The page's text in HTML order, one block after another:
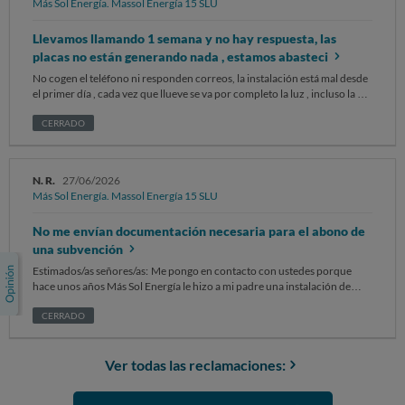
Más Sol Energía. Massol Energía 15 SLU
Llevamos llamando 1 semana y no hay respuesta, las
placas no están generando nada , estamos abasteci
No cogen el teléfono ni responden correos, la instalación está mal desde
el primer día , cada vez que llueve se va por completo la luz , incluso la de
ellos, ya ni producen las placas ahora mismo nos abastecemos de la calle ,
CERRADO
N. R. 27/06/2026
Más Sol Energía. Massol Energía 15 SLU
No me envían documentación necesaria para el abono de
una subvención
Estimados/as señores/as: Me pongo en contacto con ustedes porque
hace unos años Más Sol Energía le hizo a mi padre una instalación de
la Junta de Adalucía, la cual ha sido aprobada. Sin embargo, para pagarla,
que lo estoy solicitando tanto telefónicamente al número que indican
tramitarán y enviarán), tanto por email a diferentes direcciones que ellos
CERRADO
Ver todas las reclamaciones: